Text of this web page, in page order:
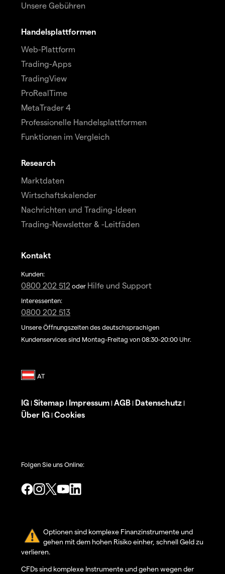
Unsere Gebühren
Handelsplattformen
Web-Plattform
Trading-Apps
TradingView
ProRealTime
MetaTrader 4
Professionelle Handelsplattformen
Funktionen im Vergleich
Research
Marktdaten
Wirtschaftskalender
Nachrichten und Trading-Ideen
Trading-Newsletter & -Leitfäden
Kontakt
Kunden:
0800 202 512 oder Hilfe und Support
Interessenten:
0800 202 513
Unsere Öffnungszeiten des deutschsprachigen
Kundenservices sind Montag-Freitag von 08:30-20:00 Uhr.
IG | Sitemap | Impressum | AGB | Datenschutz |
Über IG | Cookies
Folgen Sie uns Online:
Optionen sind komplexe Finanzinstrumente und
gehen mit dem hohen Risiko einher, schnell Geld zu
verlieren.
CFDs sind komplexe Instrumente und gehen wegen der